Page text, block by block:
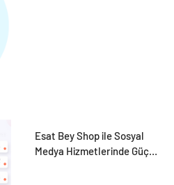
Esat Bey Shop ile Sosyal
Medya Hizmetlerinde Güçlü